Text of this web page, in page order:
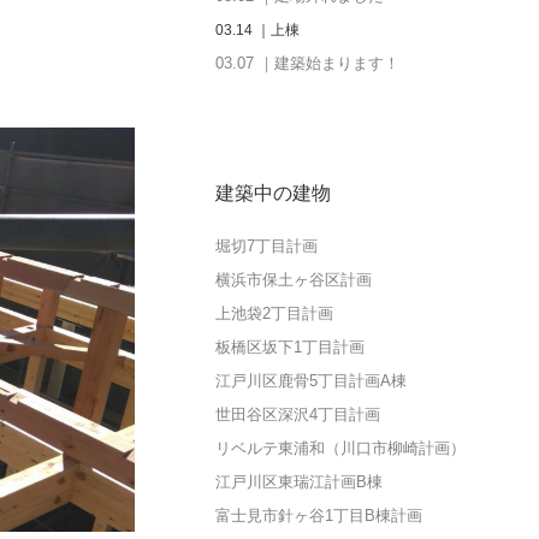
03.14 ｜上棟
03.07 ｜建築始まります！
建築中の建物
堀切7丁目計画
横浜市保土ヶ谷区計画
上池袋2丁目計画
板橋区坂下1丁目計画
江戸川区鹿骨5丁目計画A棟
世田谷区深沢4丁目計画
リベルテ東浦和（川口市柳崎計画）
江戸川区東瑞江計画B棟
富士見市針ヶ谷1丁目B棟計画